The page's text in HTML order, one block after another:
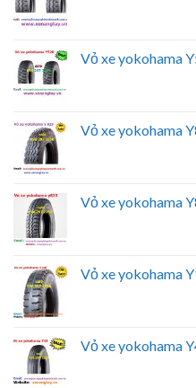
Vỏ xe yokohama
Vỏ xe yokohama
Vỏ xe yokohama
Vỏ xe yokohama
Vỏ xe yokohama